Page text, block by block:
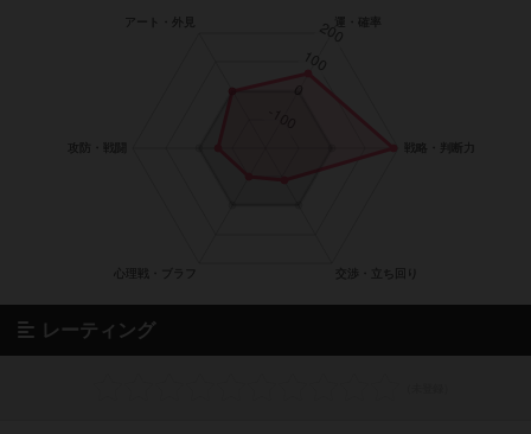
レーティング